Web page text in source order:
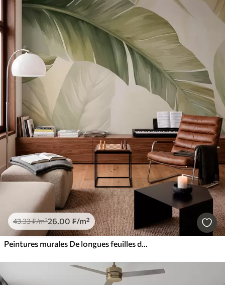
43.33₣/m²26.00 ₣/m²
Peintures murales De longues feuilles de bananier